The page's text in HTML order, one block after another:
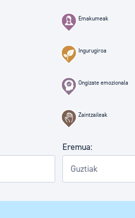
Albisteak
Abisuak
Kultur agenda
Emakumeak
Ingurugiroa
Ongizate emozionala
Zaintzaileak
Eremua: